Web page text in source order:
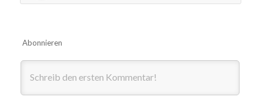
Abonnieren